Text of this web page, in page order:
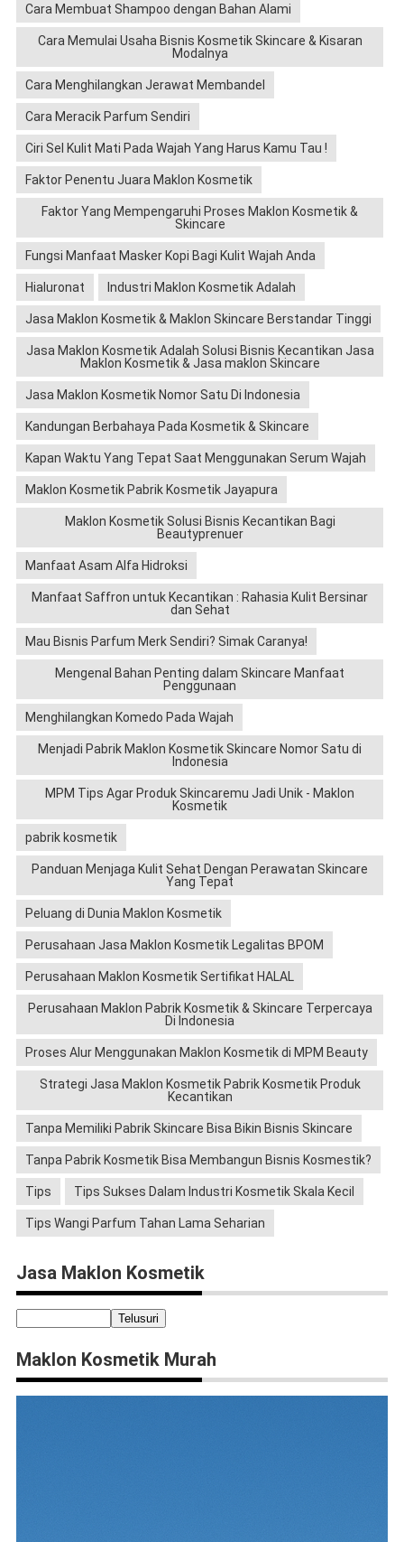
Cara Membuat Shampoo dengan Bahan Alami
Cara Memulai Usaha Bisnis Kosmetik Skincare & Kisaran
Modalnya
Cara Menghilangkan Jerawat Membandel
Cara Meracik Parfum Sendiri
Ciri Sel Kulit Mati Pada Wajah Yang Harus Kamu Tau !
Faktor Penentu Juara Maklon Kosmetik
Faktor Yang Mempengaruhi Proses Maklon Kosmetik &
Skincare
Fungsi Manfaat Masker Kopi Bagi Kulit Wajah Anda
Hialuronat Industri Maklon Kosmetik Adalah
Jasa Maklon Kosmetik & Maklon Skincare Berstandar Tinggi
Jasa Maklon Kosmetik Adalah Solusi Bisnis Kecantikan Jasa
Maklon Kosmetik & Jasa maklon Skincare
Jasa Maklon Kosmetik Nomor Satu Di Indonesia
Kandungan Berbahaya Pada Kosmetik & Skincare
Kapan Waktu Yang Tepat Saat Menggunakan Serum Wajah
Maklon Kosmetik Pabrik Kosmetik Jayapura
Maklon Kosmetik Solusi Bisnis Kecantikan Bagi
Beautyprenuer
Manfaat Asam Alfa Hidroksi
Manfaat Saffron untuk Kecantikan : Rahasia Kulit Bersinar
dan Sehat
Mau Bisnis Parfum Merk Sendiri? Simak Caranya!
Mengenal Bahan Penting dalam Skincare Manfaat
Penggunaan
Menghilangkan Komedo Pada Wajah
Menjadi Pabrik Maklon Kosmetik Skincare Nomor Satu di
Indonesia
MPM Tips Agar Produk Skincaremu Jadi Unik - Maklon
Kosmetik
pabrik kosmetik
Panduan Menjaga Kulit Sehat Dengan Perawatan Skincare
Yang Tepat
Peluang di Dunia Maklon Kosmetik
Perusahaan Jasa Maklon Kosmetik Legalitas BPOM
Perusahaan Maklon Kosmetik Sertifikat HALAL
Perusahaan Maklon Pabrik Kosmetik & Skincare Terpercaya
Di Indonesia
Proses Alur Menggunakan Maklon Kosmetik di MPM Beauty
Strategi Jasa Maklon Kosmetik Pabrik Kosmetik Produk
Kecantikan
Tanpa Memiliki Pabrik Skincare Bisa Bikin Bisnis Skincare
Tanpa Pabrik Kosmetik Bisa Membangun Bisnis Kosmestik?
Tips Tips Sukses Dalam Industri Kosmetik Skala Kecil
Tips Wangi Parfum Tahan Lama Seharian
Jasa Maklon Kosmetik
Maklon Kosmetik Murah